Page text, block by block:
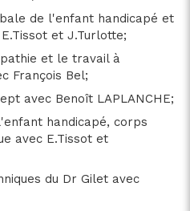
de l'enfant handicapé et
et J.Turlotte;
et le travail à
François Bel;
avec Benoît LAPLANCHE;
handicapé, corps
avec E.Tissot et
du Dr Gilet avec